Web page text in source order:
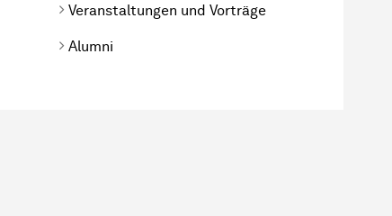
Veranstaltungen und Vorträge
Alumni